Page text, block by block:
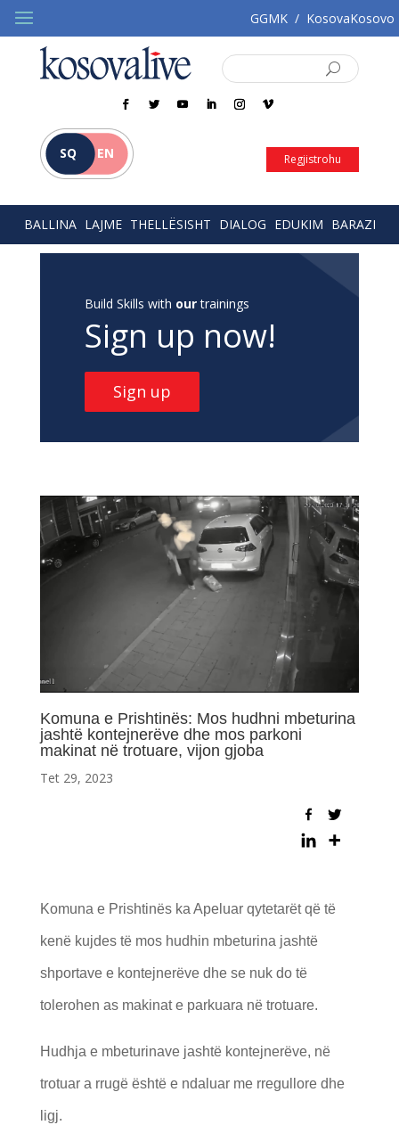
GGMK / KosovaKosovo
SQ EN Regjistrohu
BALLINA LAJME THELLËSISHT DIALOG EDUKIM BARAZI
Build Skills with ourtrainings
Sign up now!
Sign up
Komuna e Prishtinës: Mos hudhni mbeturina
jashtë kontejnerëve dhe mos parkoni
makinat në trotuare, vijon gjoba
Tet 29, 2023
Komuna e Prishtinës ka Apeluar qytetarët që të
kenë kujdes të mos hudhin mbeturina jashtë
shportave e kontejnerëve dhe se nuk do të
tolerohen as makinat e parkuara në trotuare.
Hudhja e mbeturinave jashtë kontejnerëve, në
trotuar a rrugë është e ndaluar me rregullore dhe
ligj.